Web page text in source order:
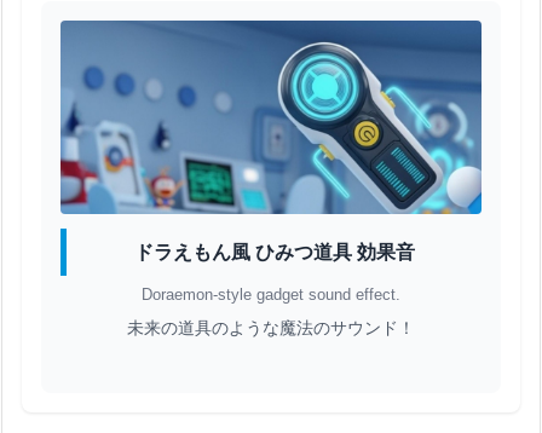
ドラえもん風 ひみつ道具 効果音
Doraemon-style gadget sound effect.
未来の道具のような魔法のサウンド！